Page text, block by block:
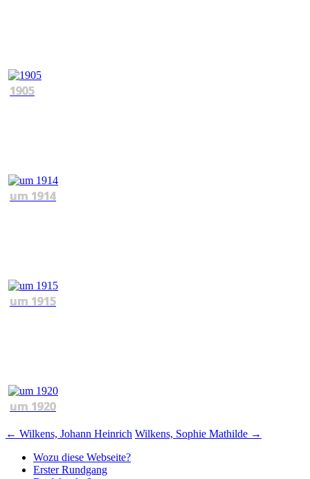
1905
um 1914
um 1915
um 1920
Beitragsnavigation
← Wilkens, Johann Heinrich Wilkens, Sophie Mathilde →
Wozu diese Webseite?
Erster Rundgang